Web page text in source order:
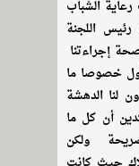
الشباب
رئيس اللجنة
إجراءتنا
خصوصا ما
لنا الدهشة
أن كل ما
ولكن